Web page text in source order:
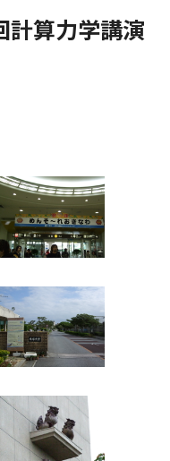
計算力学講演